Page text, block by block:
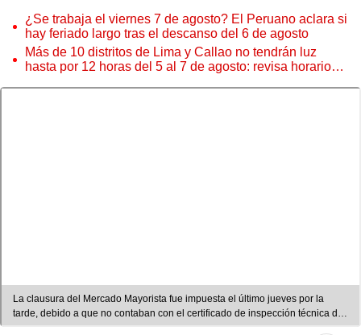
¿Se trabaja el viernes 7 de agosto? El Peruano aclara si
hay feriado largo tras el descanso del 6 de agosto
Más de 10 distritos de Lima y Callao no tendrán luz
hasta por 12 horas del 5 al 7 de agosto: revisa horarios y
La clausura del Mercado Mayorista fue impuesta el último jueves por la
tarde, debido a que no contaban con el certificado de inspección técnica de
seguridad en edificaciones. Foto: composición LR/América Noticias